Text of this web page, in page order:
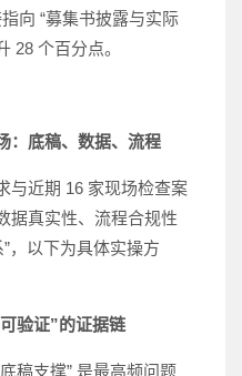
向 “募集书披露与实际
28 个百分点。
：底稿、数据、流程
与近期 16 家现场检查案
据真实性、流程合规性
，以下为具体实操方
验证”的证据链
稿支撑” 是最高频问题